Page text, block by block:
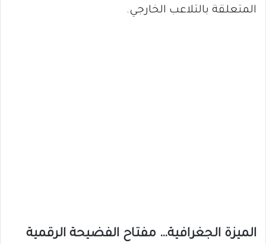
المتعلقة بالتلاعب الخارجي.
الميزة الجغرافية… مفتاح الفضيحة الرقمية